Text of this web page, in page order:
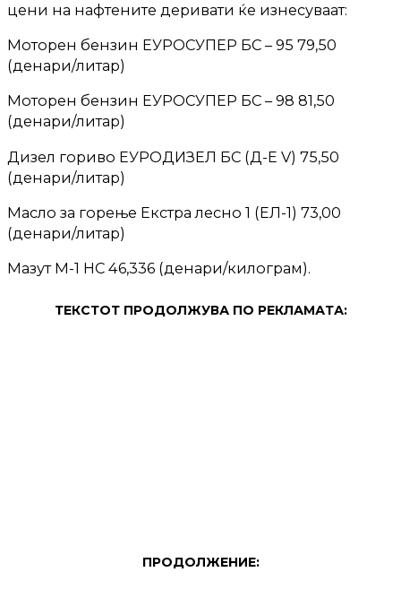
цени на нафтените деривати ќе изнесуваат:
Моторен бензин ЕУРОСУПЕР БС – 95 79,50
(денари/литар)
Моторен бензин ЕУРОСУПЕР БС – 98 81,50
(денари/литар)
Дизел гориво ЕУРОДИЗЕЛ БС (Д-Е V) 75,50
(денари/литар)
Масло за горење Екстра лесно 1 (ЕЛ-1) 73,00
(денари/литар)
Мазут М-1 НС 46,336 (денари/килограм).
ТЕКСТОТ ПРОДОЛЖУВА ПО РЕКЛАМАТА:
ПРОДОЛЖЕНИЕ: